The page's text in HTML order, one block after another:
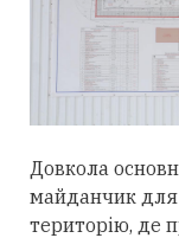
Довкола
майданчик для
територію, де